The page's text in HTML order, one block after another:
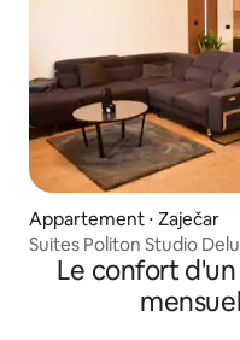
Appartement ⋅ Zaječar
Suites Politon Studio
Le confort